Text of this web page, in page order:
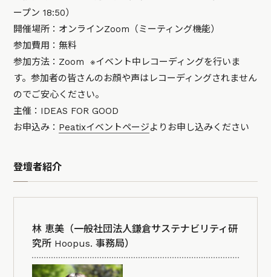
ープン 18:50）
開催場所：オンラインZoom（ミーティング機能）
参加費用：無料
参加方法：Zoom ※イベント中レコーディングを行いま
す。参加者の皆さんのお顔や声はレコーディングされません
のでご安心ください。
主催：IDEAS FOR GOOD
お申込み： Peatixイベントページよりお申し込みください
登壇者紹介
林 恵美（一般社団法人鎌倉サステナビリティ研
究所 Hoopus. 事務局）